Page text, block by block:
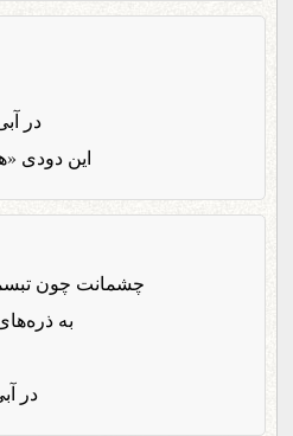
در
این دودی
چشمانت چون
به
در